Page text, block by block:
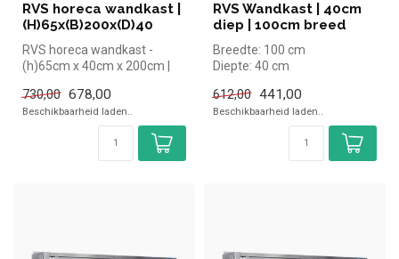
RVS horeca wandkast |
(H)65x(B)200x(D)40
RVS horeca wandkast -
(h)65cm x 40cm x 200cm |
de h...
730,00 678,00
Beschikbaarheid laden..
RVS Wandkast | 40cm
diep | 100cm breed
Breedte: 100 cm
Diepte: 40 cm
612,00 441,00
Beschikbaarheid laden..